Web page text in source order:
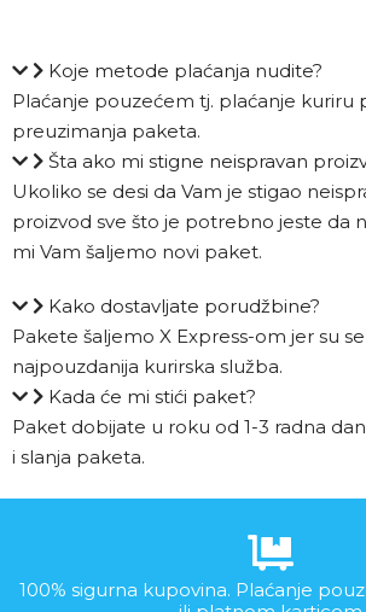
Koje metode plaćanja nudite?
Plaćanje pouzećem tj. plaćanje kuriru
preuzimanja paketa.
Šta ako mi stigne neispravan
Ukoliko se desi da Vam je stigao
proizvod sve što je potrebno jeste da
mi Vam šaljemo novi paket.
Kako dostavljate porudžbine?
Pakete šaljemo X Express-om jer su
najpouzdanija kurirska služba.
Kada će mi stići paket?
Paket dobijate u roku od 1-3 radna
i slanja paketa.
100% sigurna kupovina. Plaćanje